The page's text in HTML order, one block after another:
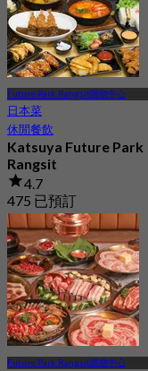
Future Park Rangsit購物中心
日本菜
休閒餐飲
Katsuya Future Park
Rangsit
4.7
475 已預訂
起฿ 237.5
Future Park Rangsit購物中心